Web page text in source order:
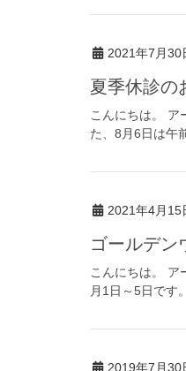
2021年7月30
夏季休診の
こんにちは。
た、8月6日は午
2021年4月15
ゴールデ
こんにちは。 ア
月1日～5日です
2019年7月30